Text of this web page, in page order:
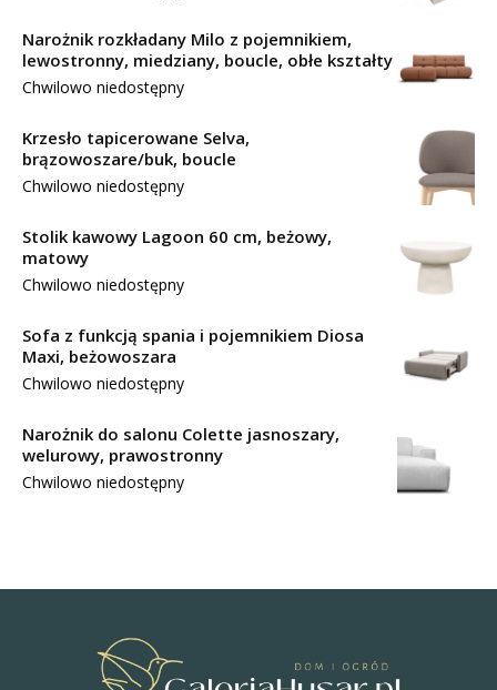
Narożnik rozkładany Milo z pojemnikiem,
lewostronny, miedziany, boucle, obłe kształty
Chwilowo niedostępny
Krzesło tapicerowane Selva,
brązowoszare/buk, boucle
Chwilowo niedostępny
Stolik kawowy Lagoon 60 cm, beżowy,
matowy
Chwilowo niedostępny
Sofa z funkcją spania i pojemnikiem Diosa
Maxi, beżowoszara
Chwilowo niedostępny
Narożnik do salonu Colette jasnoszary,
welurowy, prawostronny
Chwilowo niedostępny